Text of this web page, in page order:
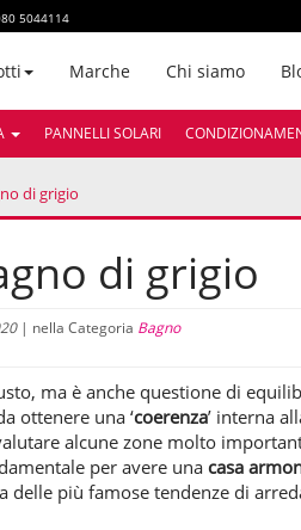
5044114
Marche Chi siamo
PANNELLI SOLARI
di grigio
di grigio
| nella Categoria Bagno
ma è anche questione di
ottenere una ‘coerenza’ interna
alcune zone molto
per avere una casa
delle più famose tendenze di